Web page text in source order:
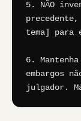
5. NÃO
precedente,
tema]
6.
embargos
julgador.